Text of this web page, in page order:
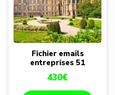
Fichier emails
entreprises 51
430€